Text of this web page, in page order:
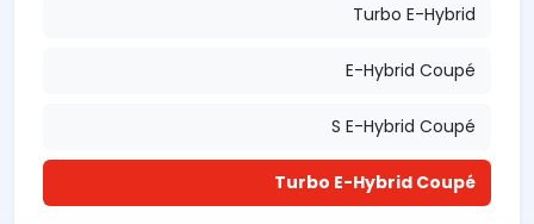
Turbo E-Hybrid
E-Hybrid Coupé
S E-Hybrid Coupé
Turbo E-Hybrid Coupé